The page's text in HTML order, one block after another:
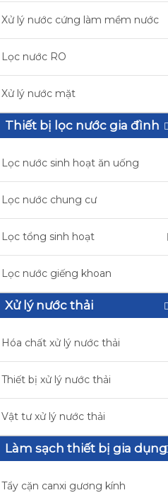
Xử lý nước cứng làm mềm nước
Lọc nước RO
Xử lý nước mặt
Thiết bị lọc nước gia đình
Lọc nước sinh hoạt ăn uống
Lọc nước chung cư
Lọc tổng sinh hoạt
Lọc nước giếng khoan
Xử lý nước thải
Hóa chất xử lý nước thải
Thiết bị xử lý nước thải
Vật tư xử lý nước thải
Làm sạch thiết bị gia dụng
Tẩy cặn canxi gương kính